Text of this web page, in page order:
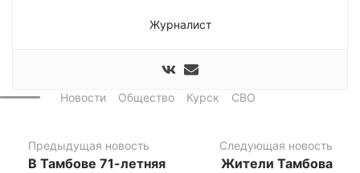
Журналист
Новости Общество Курск СВО
Предыдущая новость
В Тамбове 71-летняя
Следующая новость
Жители Тамбова